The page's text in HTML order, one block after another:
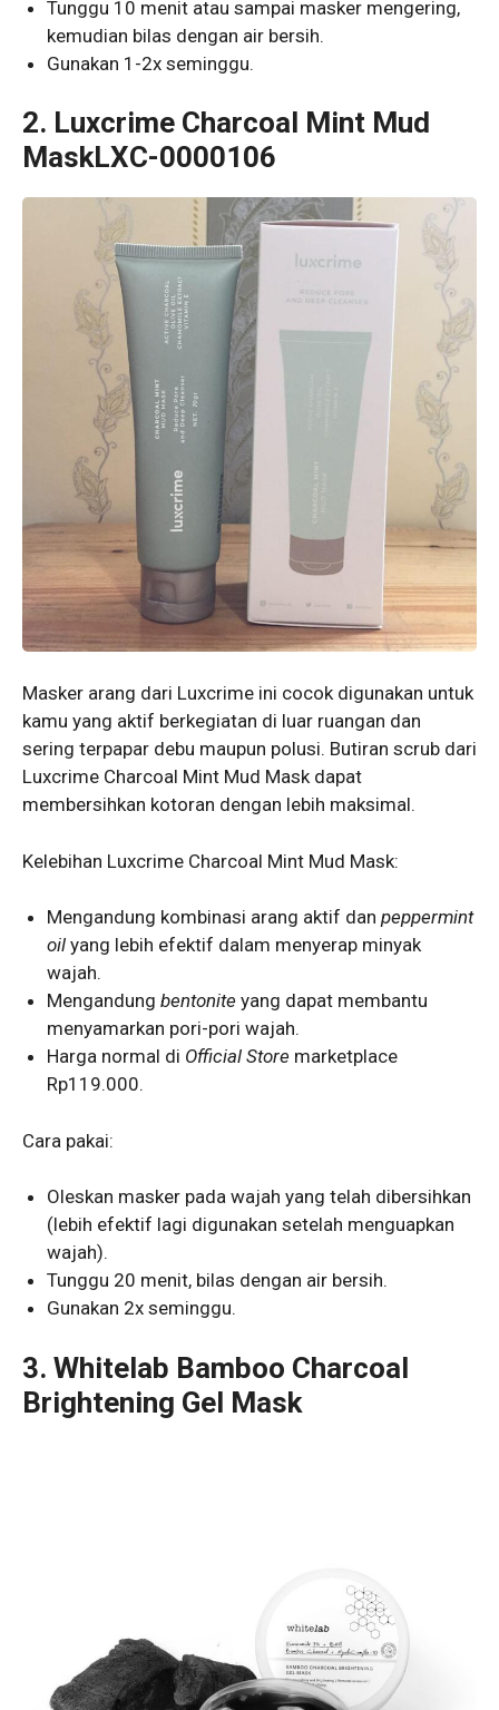
Tunggu 10 menit atau sampai masker mengering,
kemudian bilas dengan air bersih.
Gunakan 1-2x seminggu.
2. Luxcrime Charcoal Mint Mud
MaskLXC-0000106
Masker arang dari Luxcrime ini cocok digunakan untuk
kamu yang aktif berkegiatan di luar ruangan dan
sering terpapar debu maupun polusi. Butiran scrub dari
Luxcrime Charcoal Mint Mud Mask dapat
membersihkan kotoran dengan lebih maksimal.
Kelebihan Luxcrime Charcoal Mint Mud Mask:
Mengandung kombinasi arang aktif danpeppermint
oil yang lebih efektif dalam menyerap minyak
wajah.
Mengandungbentonite yang dapat membantu
menyamarkan pori-pori wajah.
Harga normal di Official Store marketplace
Rp119.000.
Cara pakai:
Oleskan masker pada wajah yang telah dibersihkan
(lebih efektif lagi digunakan setelah menguapkan
wajah).
Tunggu 20 menit, bilas dengan air bersih.
Gunakan 2x seminggu.
3. Whitelab Bamboo Charcoal
Brightening Gel Mask